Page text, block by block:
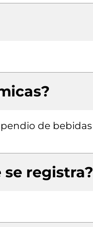
de bebidas
registra?